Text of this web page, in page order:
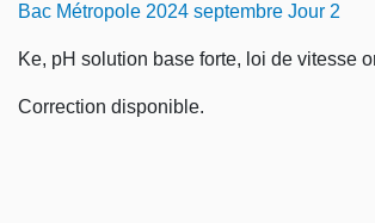
Bac Métropole 2024 septembre Jour 2
Ke, pH solution base forte, loi de vitesse
Correction disponible.